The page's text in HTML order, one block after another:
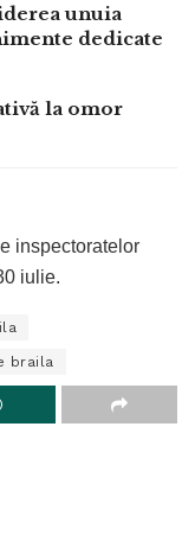
unuia
dedicate
la omor
inspectoratelor
iulie.
braila